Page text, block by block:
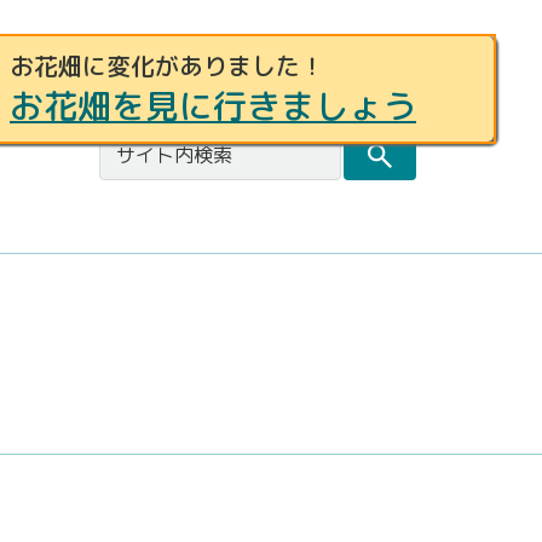
例募集 お問合せ 都庁総合トップページ
お花畑に変化がありました！
お花畑を見に行きましょう